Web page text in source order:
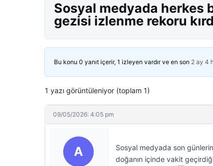
Sosyal medyada herkes
gezisi izlenme rekoru
Bu konu 0 yanıt içerir, 1 izleyen vardır ve en son 2 ay 4
1 yazı görüntüleniyor (toplam 1)
09/05/2026: 4:05 pm
A
Sosyal medyada son
doğanın içinde vakit